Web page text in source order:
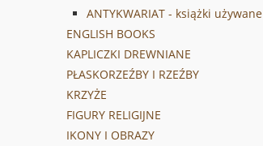
ANTYKWARIAT - książki używane
ENGLISH BOOKS
KAPLICZKI DREWNIANE
PŁASKORZEŹBY I RZEŹBY
KRZYŻE
FIGURY RELIGIJNE
IKONY I OBRAZY